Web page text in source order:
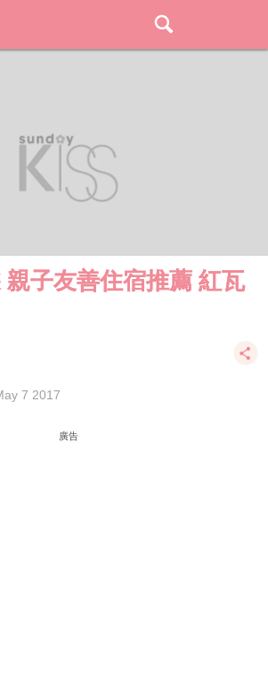
子友善住宿推薦 紅瓦
7 2017
廣告